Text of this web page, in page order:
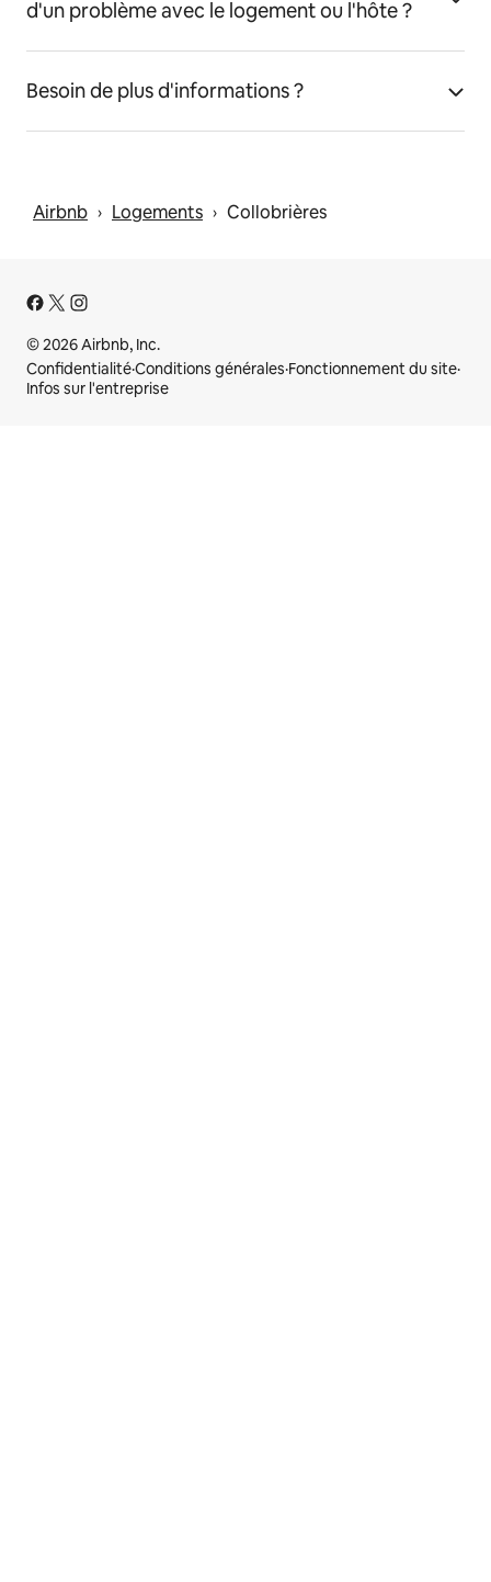
d'un problème avec le logement ou l'hôte ?
Besoin de plus d'informations ?
Airbnb › Logements › Collobrières
© 2026 Airbnb, Inc.
Confidentialité·Conditions générales·Fonctionnement du site·
Infos sur l'entreprise